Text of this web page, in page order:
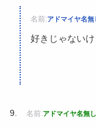
名前:アドマイヤ名無
好きじゃない
名前:アドマイヤ名無し